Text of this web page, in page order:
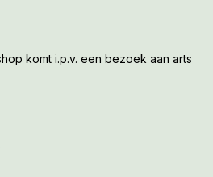
komt i.p.v. een bezoek aan arts